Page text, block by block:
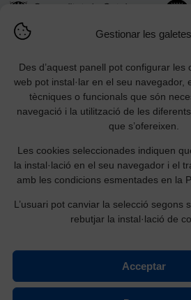
Gestionar les galetes
Des d’aquest panell pot configurar les
web pot instal·lar en el seu navegador,
tècniques o funcionals que són
navegació i la utilització de les
que s’ofereixen.
Les cookies seleccionades indiquen
la instal·lació en el seu navegador i el
amb les condicions esmentades en la
L’usuari pot canviar la selecció segons
rebutjar la instal·lació de
Acceptar
Amb la col·laboració:
Planta baixa
estat possible gràcies a la subvenció per a la
millora d'equipaments culturals d’associacions